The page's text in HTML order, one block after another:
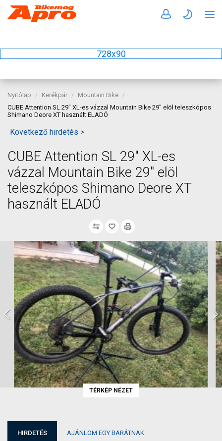
728x90
Nyitólap Kerékpár
Mountain Bike
CUBE Attention SL 29" XL-es vázzal Mountain Bike 29" elöl teleszkópos
Shimano Deore XT használt ELADÓ
Következő hirdetés >
CUBE Attention SL 29" XL-es
vázzal Mountain Bike 29" elöl
teleszkópos Shimano Deore XT
használt ELADÓ
TÉRKÉP NÉZET
HIRDETÉS AJÁNLOM EGY BARÁTNAK